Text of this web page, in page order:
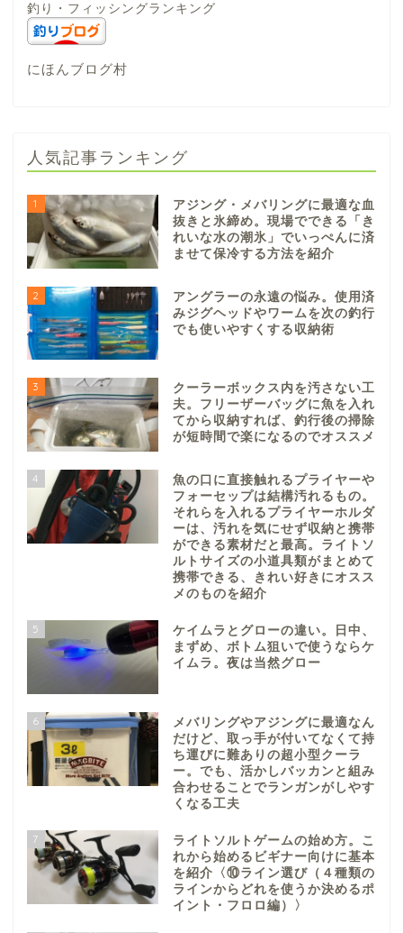
釣り・フィッシングランキング
にほんブログ村
人気記事ランキング
1
アジング・メバリングに最適な血
抜きと氷締め。現場でできる「き
れいな水の潮氷」でいっぺんに済
ませて保冷する方法を紹介
2
アングラーの永遠の悩み。使用済
みジグヘッドやワームを次の釣行
でも使いやすくする収納術
3
クーラーボックス内を汚さない工
夫。フリーザーバッグに魚を入れ
てから収納すれば、釣行後の掃除
が短時間で楽になるのでオススメ
4
魚の口に直接触れるプライヤーや
フォーセップは結構汚れるもの。
それらを入れるプライヤーホルダ
ーは、汚れを気にせず収納と携帯
ができる素材だと最高。ライトソ
ルトサイズの小道具類がまとめて
携帯できる、きれい好きにオスス
メのものを紹介
5
ケイムラとグローの違い。日中、
まずめ、ボトム狙いで使うならケ
イムラ。夜は当然グロー
6
メバリングやアジングに最適なん
だけど、取っ手が付いてなくて持
ち運びに難ありの超小型クーラ
ー。でも、活かしバッカンと組み
合わせることでランガンがしやす
くなる工夫
7
ライトソルトゲームの始め方。こ
れから始めるビギナー向けに基本
を紹介〈⑩ライン選び（４種類の
ラインからどれを使うか決めるポ
イント・フロロ編）〉